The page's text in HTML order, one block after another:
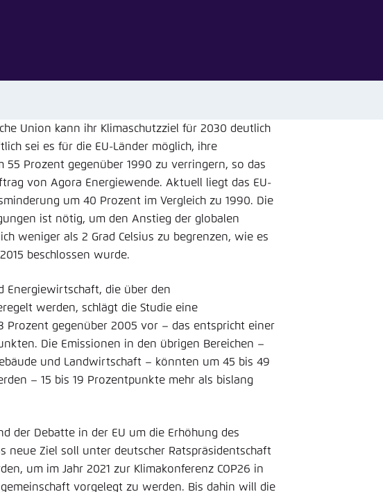
Union kann ihr Klimaschutzziel für 2030 deutlich
sei es für die EU-Länder möglich, ihre
55 Prozent gegenüber 1990 zu verringern, so das
von Agora Energiewende. Aktuell liegt das EU-
um 40 Prozent im Vergleich zu 1990. Die
ist nötig, um den Anstieg der globalen
weniger als 2 Grad Celsius zu begrenzen, wie es
beschlossen wurde.
Energiewirtschaft, die über den
werden, schlägt die Studie eine
Prozent gegenüber 2005 vor – das entspricht einer
Die Emissionen in den übrigen Bereichen –
und Landwirtschaft – könnten um 45 bis 49
– 15 bis 19 Prozentpunkte mehr als bislang
der Debatte in der EU um die Erhöhung des
neue Ziel soll unter deutscher Ratspräsidentschaft
um im Jahr 2021 zur Klimakonferenz COP26 in
vorgelegt zu werden. Bis dahin will die